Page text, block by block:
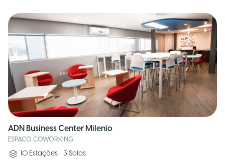
ADN Business Center Milenio
ESPACO COWORKING
10 Estações • 3 Salas